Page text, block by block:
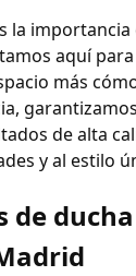
la importancia
aquí
más
de alta
y al estilo
de